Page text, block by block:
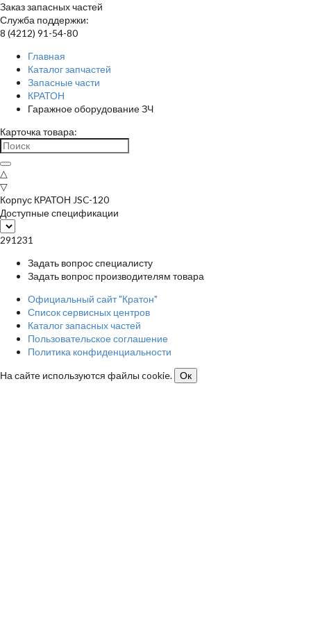
Заказ запасных частей
Служба поддержки:
8 (4212) 91-54-80
Главная
Каталог запчастей
Запасные части
КРАТОН
Гаражное оборудование ЗЧ
Карточка товара:
△
▽
Корпус КРАТОН JSC-120
Доступные спецификации
291231
Задать вопрос специалисту
Задать вопрос производителям товара
Официальный сайт "Кратон"
Список сервисных центров
Каталог запасных частей
Пользовательское соглашение
Политика конфиденциальности
На сайте используются файлы cookie.
Ок